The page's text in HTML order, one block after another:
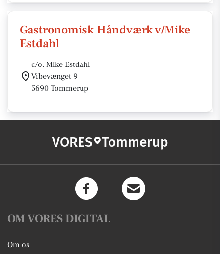
Gastronomisk Håndværk v/Mike
Estdahl
c/o. Mike Estdahl
Vibevænget 9
5690 Tommerup
VORES Tommerup
OM VORES DIGITAL
Om os